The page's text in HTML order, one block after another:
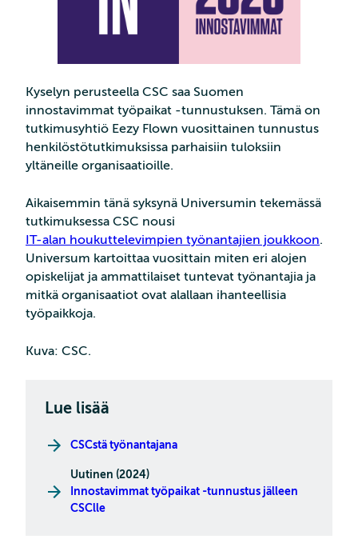
Kyselyn perusteella CSC saa Suomen
innostavimmat työpaikat -tunnustuksen. Tämä on
tutkimusyhtiö Eezy Flown vuosittainen tunnustus
henkilöstötutkimuksissa parhaisiin tuloksiin
yltäneille organisaatioille.
Aikaisemmin tänä syksynä Universumin tekemässä
tutkimuksessa CSC nousi
IT-alan houkuttelevimpien työnantajien joukkoon.
Universum kartoittaa vuosittain miten eri alojen
opiskelijat ja ammattilaiset tuntevat työnantajia ja
mitkä organisaatiot ovat alallaan ihanteellisia
työpaikkoja.
Kuva: CSC.
Lue lisää
CSCstä työnantajana
Uutinen (2024)
Innostavimmat työpaikat -tunnustus jälleen
CSClle